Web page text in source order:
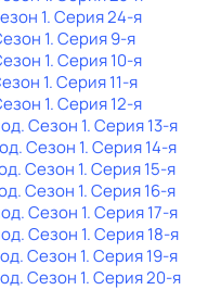
1. Серия 24-я
1. Серия 9-я
1. Серия 10-я
1. Серия 11-я
1. Серия 12-я
. Сезон 1. Серия 13-я
. Сезон 1. Серия 14-я
. Сезон 1. Серия 15-я
. Сезон 1. Серия 16-я
. Сезон 1. Серия 17-я
. Сезон 1. Серия 18-я
. Сезон 1. Серия 19-я
. Сезон 1. Серия 20-я